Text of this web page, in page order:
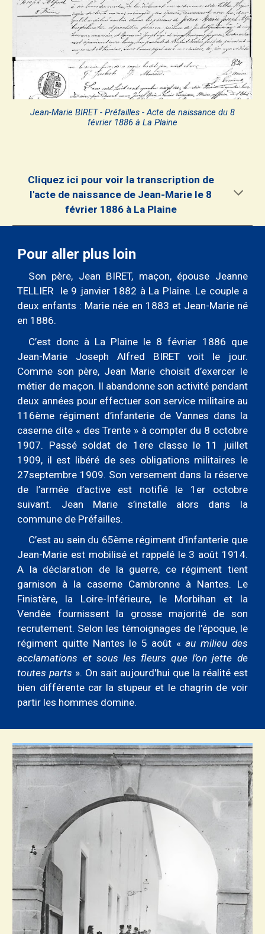
Jean-Marie BIRET - Préfailles - Acte de naissance du 8
février 1886 à La Plaine
Cliquez ici pour voir la transcription de
l'acte de naissance de Jean-Marie le 8
février 1886 à La Plaine
Pour aller plus loin
Son père, Jean BIRET, maçon, épouse Jeanne
TELLIER le 9 janvier 1882 à La Plaine. Le couple a
deux enfants : Marie née en 1883 et Jean-Marie né
en 1886.
C’est donc à La Plaine le 8 février 1886 que
Jean-Marie Joseph Alfred BIRET voit le jour.
Comme son père, Jean Marie choisit d’exercer le
métier de maçon. Il abandonne son activité pendant
deux années pour effectuer son service militaire au
116ème régiment d’infanterie de Vannes dans la
caserne dite « des Trente » à compter du 8 octobre
1907. Passé soldat de 1ere classe le 11 juillet
1909, il est libéré de ses obligations militaires le
27septembre 1909. Son versement dans la réserve
de l’armée d’active est notifié le 1er octobre
suivant. Jean Marie s’installe alors dans la
commune de Préfailles.
C’est au sein du 65ème régiment d’infanterie que
Jean-Marie est mobilisé et rappelé le 3 août 1914.
A la déclaration de la guerre, ce régiment tient
garnison à la caserne Cambronne à Nantes. Le
Finistère, la Loire-Inférieure, le Morbihan et la
Vendée fournissent la grosse majorité de son
recrutement. Selon les témoignages de l’époque, le
régiment quitte Nantes le 5 août «au milieu des
acclamations et sous les fleurs que l’on jette de
toutes parts ». On sait aujourd'hui que la réalité est
bien différente car la stupeur et le chagrin de voir
partir les hommes domine.